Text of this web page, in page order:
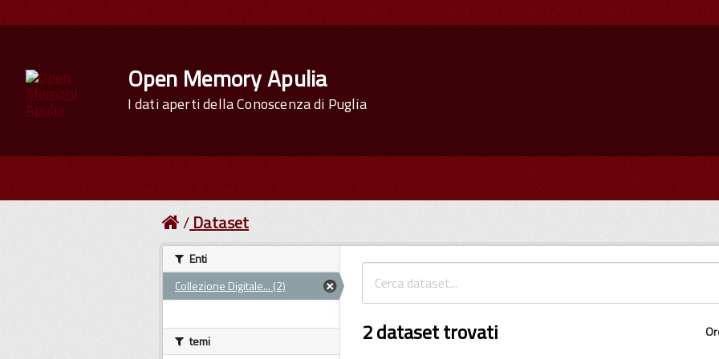
Open Memory Apulia
I dati aperti della Conoscenza di Puglia
Dataset
2 dataset trovati
Enti
Collezione Digitale... (2)
temi